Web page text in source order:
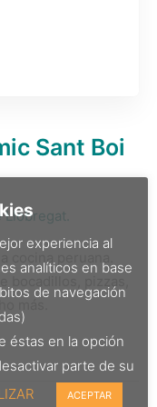
Sant Boi
cocina peruana.
más.
experiencia al
analíticos en base
de navegación
éstas en la opción
parte de su
ACEPTAR